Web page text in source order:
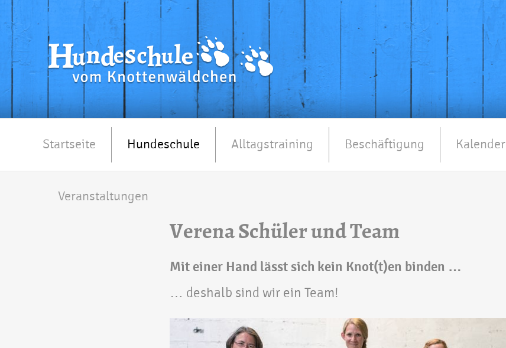
Startseite Hundeschule Alltagstraining Beschäftigung Kalender
Veranstaltungen
Verena Schüler und Team
Mit einer Hand lässt sich kein Knot(t)en binden …
… deshalb sind wir ein Team!